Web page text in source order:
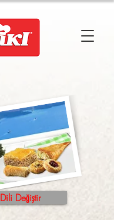
Dili Değiştir